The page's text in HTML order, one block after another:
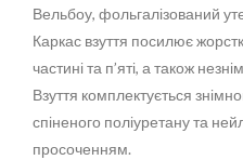
Вельбоу, фольгалізований
Каркас взуття посилює
частині та п’яті, а також
Взуття комплектується
спіненого поліуретану та
просоченням.